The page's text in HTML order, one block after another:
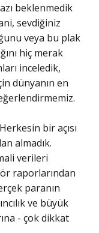
beklenmedik
sevdiğiniz
veya bu plak
hiç merak
inceledik,
dünyanın en
bir açısı
almadık.
verileri
raporlarından
paranın
ve büyük
- çok dikkat